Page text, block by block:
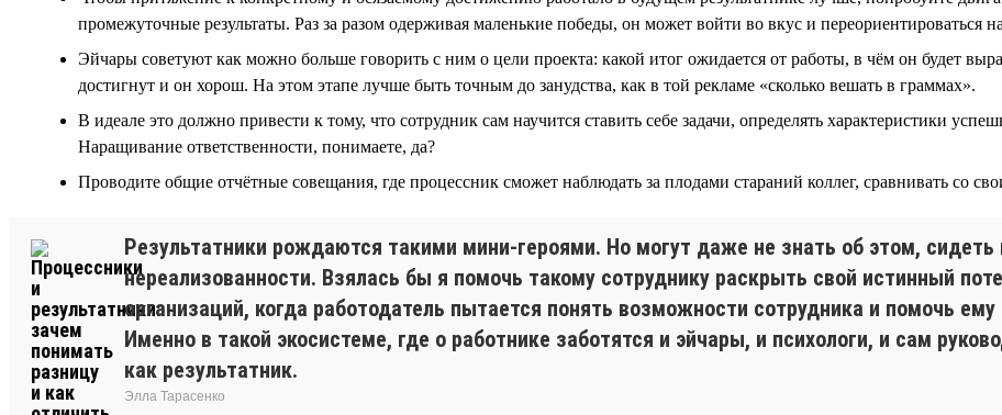
промежуточные результаты. Раз за разом одерживая маленькие победы, он может войти во вкус и переориентироваться
Эйчары советуют как можно больше говорить с ним о цели проекта: какой итог ожидается от работы, в чём он будет
достигнут и он хорош. На этом этапе лучше быть точным до занудства, как в той рекламе «сколько вешать в граммах».
В идеале это должно привести к тому, что сотрудник сам научится ставить себе задачи, определять характеристики
Наращивание ответственности, понимаете, да?
Проводите общие отчётные совещания, где процессник сможет наблюдать за плодами стараний коллег, сравнивать со
Результатники рождаются такими мини-героями. Но могут даже не знать об этом, сидеть
нереализованности. Взялась бы я помочь такому сотруднику раскрыть свой истинный
организаций, когда работодатель пытается понять возможности сотрудника и помочь
Именно в такой экосистеме, где о работнике заботятся и эйчары, и психологи, и сам
как результатник.
Элла Тарасенко